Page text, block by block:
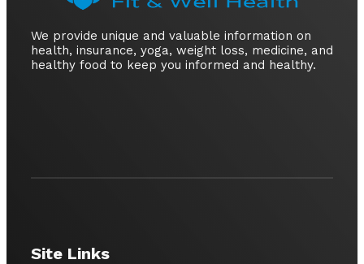
We provide unique and valuable information on
health, insurance, yoga, weight loss, medicine, and
healthy food to keep you informed and healthy.
Site Links